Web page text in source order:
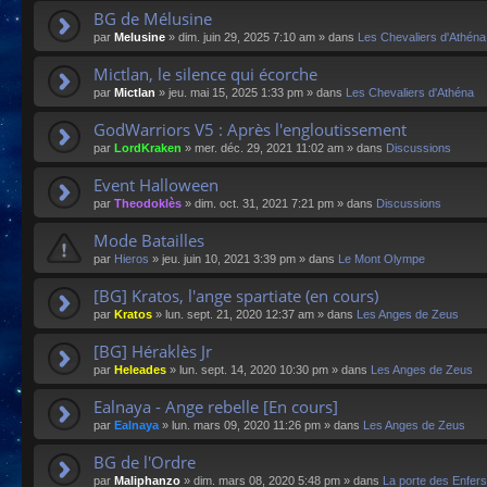
BG de Mélusine
par Melusine » dim. juin 29, 2025 7:10 am » dans Les Chevaliers d'Athéna
Mictlan, le silence qui écorche
par Mictlan » jeu. mai 15, 2025 1:33 pm » dans Les Chevaliers d'Athéna
GodWarriors V5 : Après l'engloutissement
par LordKraken » mer. déc. 29, 2021 11:02 am » dans Discussions
Event Halloween
par Theodoklès » dim. oct. 31, 2021 7:21 pm » dans Discussions
Mode Batailles
par Hieros » jeu. juin 10, 2021 3:39 pm » dans Le Mont Olympe
[BG] Kratos, l'ange spartiate (en cours)
par Kratos » lun. sept. 21, 2020 12:37 am » dans Les Anges de Zeus
[BG] Héraklès Jr
par Heleades » lun. sept. 14, 2020 10:30 pm » dans Les Anges de Zeus
Ealnaya - Ange rebelle [En cours]
par Ealnaya» lun. mars 09, 2020 11:26 pm » dans Les Anges de Zeus
BG de l'Ordre
par Maliphanzo » dim. mars 08, 2020 5:48 pm » dans La porte des Enfers